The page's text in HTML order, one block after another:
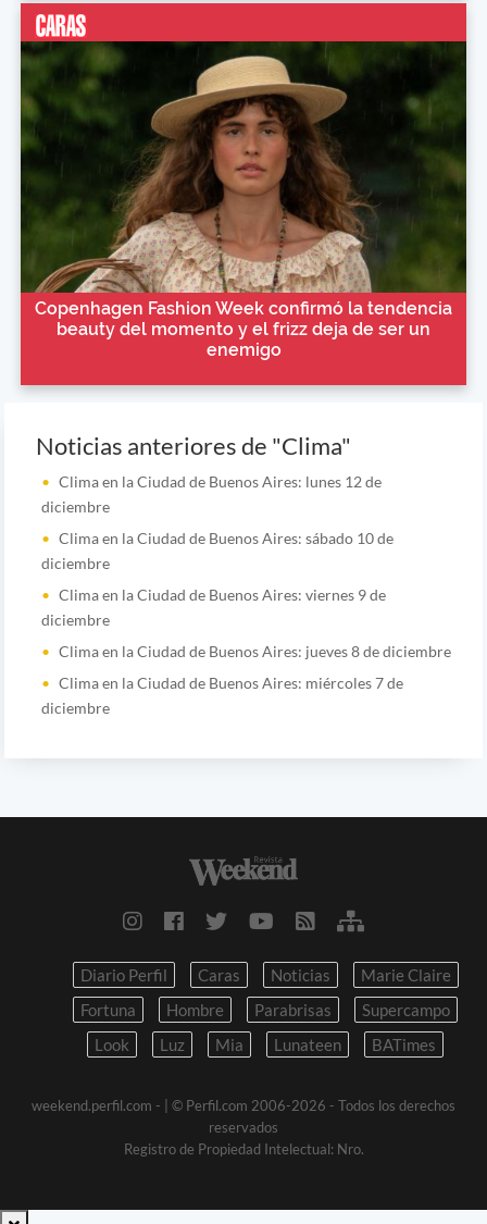
Copenhagen Fashion Week confirmó la tendencia
beauty del momento y el frizz deja de ser un
enemigo
Noticias anteriores de "Clima"
Clima en la Ciudad de Buenos Aires: lunes 12 de
diciembre
Clima en la Ciudad de Buenos Aires: sábado 10 de
diciembre
Clima en la Ciudad de Buenos Aires: viernes 9 de
diciembre
Clima en la Ciudad de Buenos Aires: jueves 8 de diciembre
Clima en la Ciudad de Buenos Aires: miércoles 7 de
diciembre
Diario Perfil Caras Noticias
Marie Claire
Fortuna
Hombre Parabrisas
Supercampo
Look
Luz Mia Lunateen BATimes
weekend.perfil.com -
| © Perfil.com 2006-2026 - Todos los derechos
reservados
Registro de Propiedad Intelectual: Nro.